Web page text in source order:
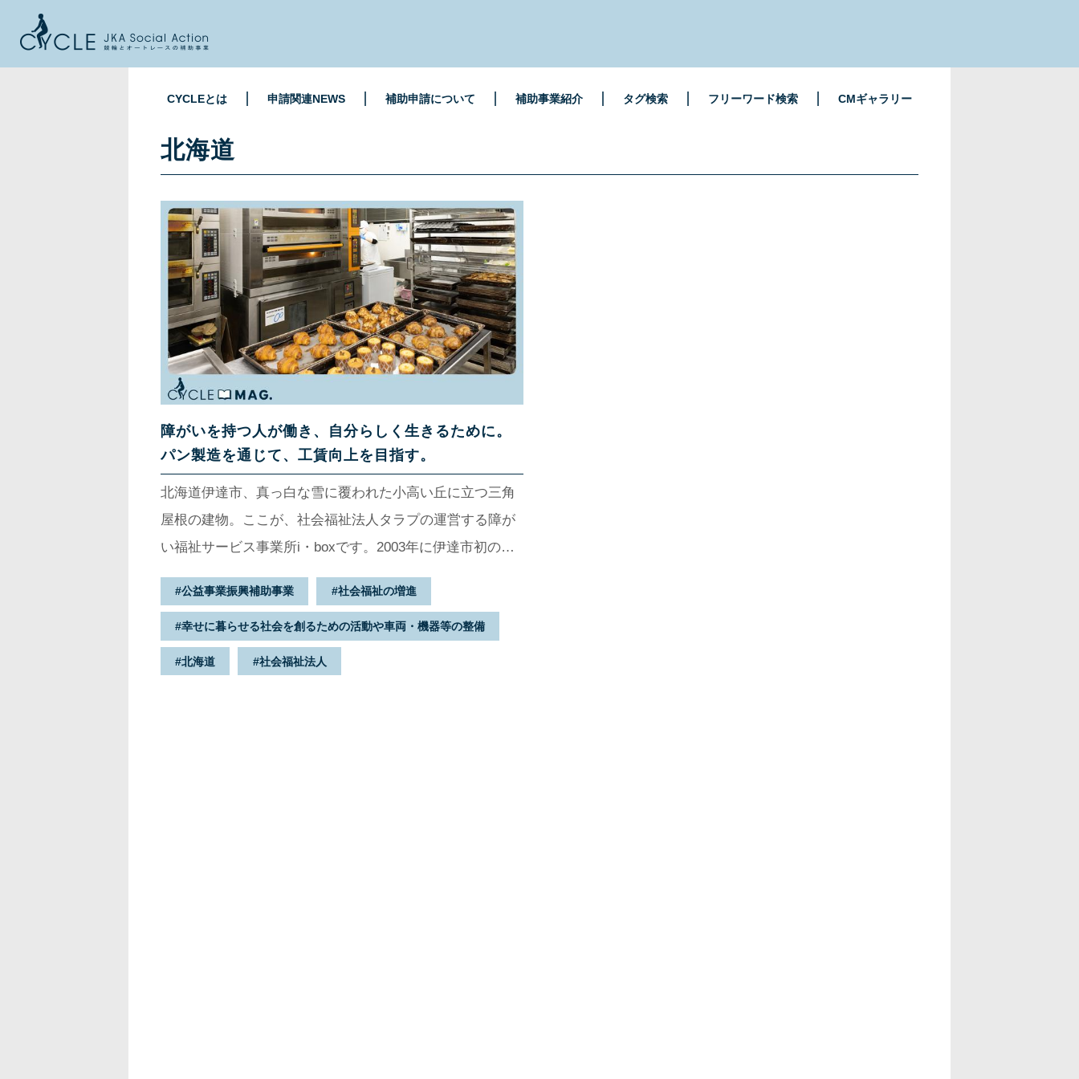
CYCLEとは 申請関連NEWS 補助申請について 補助事業紹介 タグ検索 フリーワード検索 CMギャラリー
北海道
障がいを持つ人が働き、自分らしく生きるために。
パン製造を通じて、工賃向上を目指す。
北海道伊達市、真っ白な雪に覆われた小高い丘に立つ三角
屋根の建物。ここが、社会福祉法人タラプの運営する障が
い福祉サービス事業所i・boxです。2003年に伊達市初の精
神障がいのある方のための就労支援施設として開設し、現
在ではおよそ70名の方がパン製造や売店運営業務等のさま
ざまな仕事を通じて、働く喜びを感じながら一般就労を目
指しています。この場所から、彼らの”夢の懸け橋”として
公益事業振興補助事業 社会福祉の増進
幸せに暮らせる社会を創るための活動や車両・機器等の整備
北海道 社会福祉法人